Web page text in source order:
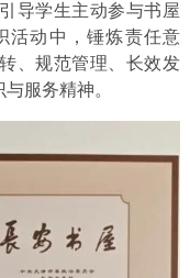
导学生主动参与书屋
活动中，锤炼责任意
、规范管理、长效发
服务精神。